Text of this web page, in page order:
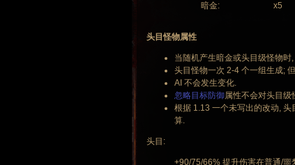
暗金:
x5
头目怪物属性
当随机产生暗金或头目级怪物
头目怪物一次 2-4 个一组生成;
AI 不会发生变化.
忽略目标防御属性不会对头目级
根据 1.13 一个未写出的改动,
算.
头目:
+90/75/66% 提升伤害在普通/噩